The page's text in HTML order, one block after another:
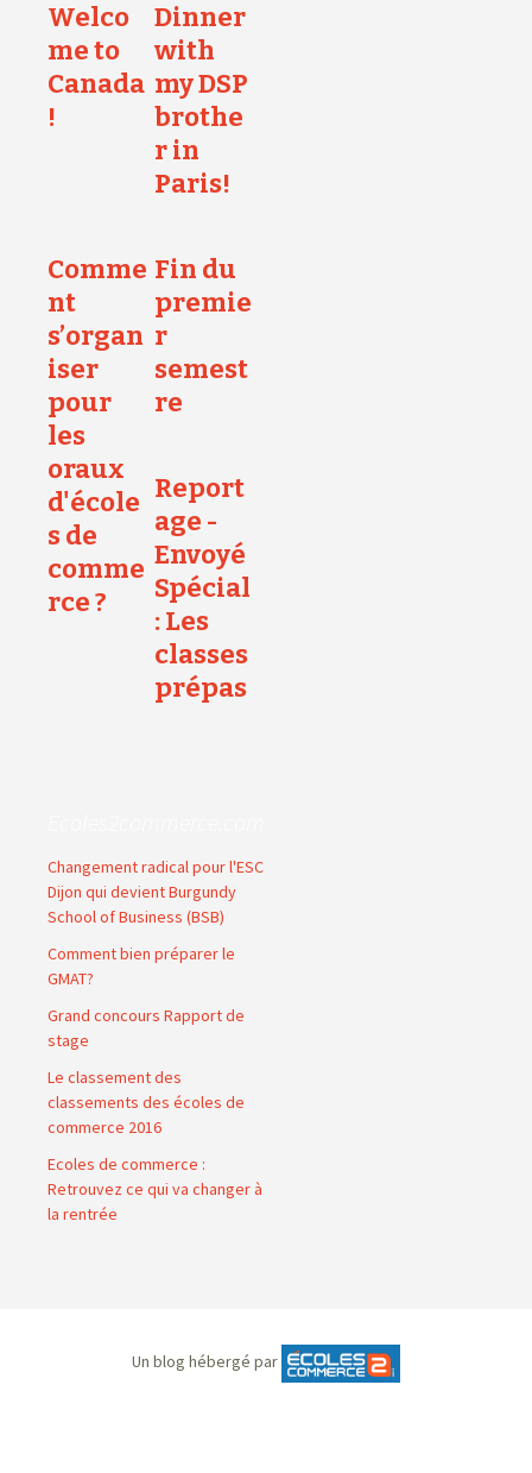
Welco
me to
Canada
!
Dinner
with
my DSP
brothe
r in
Paris!
Comme
nt
s’organ
iser
pour
les
oraux
d'école
s de
comme
rce ?
Fin du
premie
r
semest
re
Report
age -
Envoyé
Spécial
: Les
classes
prépas
Changement radical pour l'ESC
Dijon qui devient Burgundy
School of Business (BSB)
Comment bien préparer le
GMAT?
Grand concours Rapport de
stage
Le classement des
classements des écoles de
commerce 2016
Ecoles de commerce :
Retrouvez ce qui va changer à
la rentrée
Un blog hébergé par